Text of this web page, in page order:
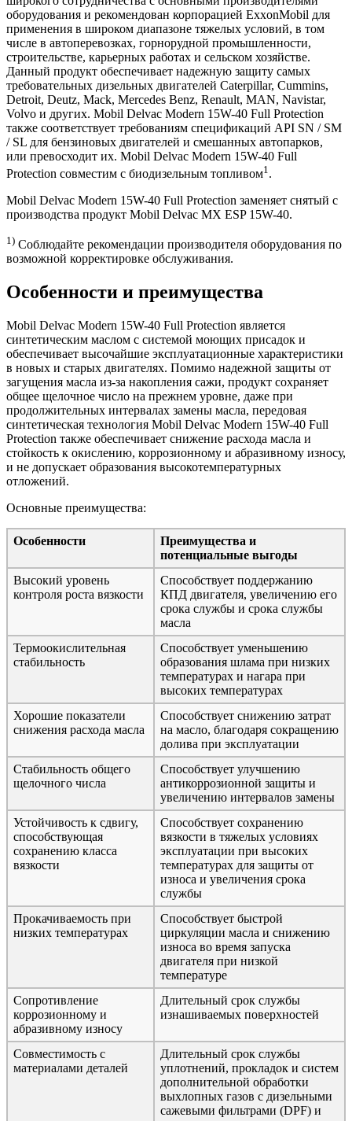
оборудования и рекомендован корпорацией ExxonMobil для
применения в широком диапазоне тяжелых условий, в том
числе в автоперевозках, горнорудной промышленности,
строительстве, карьерных работах и сельском хозяйстве.
Данный продукт обеспечивает надежную защиту самых
требовательных дизельных двигателей Caterpillar, Cummins,
Detroit, Deutz, Mack, Mercedes Benz, Renault, MAN, Navistar,
Volvo и других. Mobil Delvac Modern 15W-40 Full Protection
также соответствует требованиям спецификаций API SN / SM
/ SL для бензиновых двигателей и смешанных автопарков,
или превосходит их. Mobil Delvac Modern 15W-40 Full
Protection совместим с биодизельным топливом1 .
Mobil Delvac Modern 15W-40 Full Protection заменяет снятый с
производства продукт Mobil Delvac MX ESP 15W-40.
1) Соблюдайте рекомендации производителя оборудования по
возможной корректировке обслуживания.
Особенности и преимущества
Mobil Delvac Modern 15W-40 Full Protection является
синтетическим маслом с системой моющих присадок и
обеспечивает высочайшие эксплуатационные характеристики
в новых и старых двигателях. Помимо надежной защиты от
загущения масла из-за накопления сажи, продукт сохраняет
общее щелочное число на прежнем уровне, даже при
продолжительных интервалах замены масла, передовая
синтетическая технология Mobil Delvac Modern 15W-40 Full
Protection также обеспечивает снижение расхода масла и
стойкость к окислению, коррозионному и абразивному износу,
и не допускает образования высокотемпературных
отложений.
Основные преимущества:
Особенности
Преимущества и
потенциальные выгоды
Высокий уровень
контроля роста вязкости
Способствует поддержанию
КПД двигателя, увеличению его
срока службы и срока службы
масла
Термоокислительная
стабильность
Способствует уменьшению
образования шлама при низких
температурах и нагара при
высоких температурах
Хорошие показатели
снижения расхода масла
Способствует снижению затрат
на масло, благодаря сокращению
долива при эксплуатации
Стабильность общего
щелочного числа
Способствует улучшению
антикоррозионной защиты и
увеличению интервалов замены
Устойчивость к сдвигу,
способствующая
сохранению класса
вязкости
Способствует сохранению
вязкости в тяжелых условиях
эксплуатации при высоких
температурах для защиты от
износа и увеличения срока
службы
Прокачиваемость при
низких температурах
Способствует быстрой
циркуляции масла и снижению
износа во время запуска
двигателя при низкой
температуре
Сопротивление
коррозионному и
абразивному износу
Длительный срок службы
изнашиваемых поверхностей
Совместимость с
материалами деталей
Длительный срок службы
уплотнений, прокладок и систем
дополнительной обработки
выхлопных газов с дизельными
сажевыми фильтрами (DPF) и